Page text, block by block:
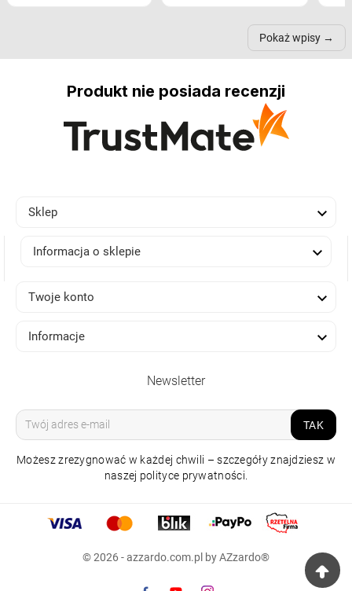
nich może przydać się w
Pokaż wpisy
Produkt nie posiada recenzji
LAMPA SUFITOWA
SANTANA TOP 80 CCT
1 799,00 zł
np. 10x
Sklep 
Informacja o sklepie 
Twoje konto 
Informacje 
Newsletter
TAK
Możesz zrezygnować w każdej chwili – szczegóły znajdziesz w
naszej polityce prywatności.
© 2026 - azzardo.com.pl by AZzardo®